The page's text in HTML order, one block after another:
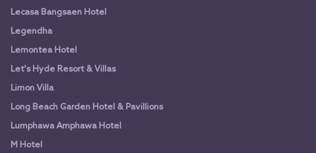
Lecasa Bangsaen Hotel
Legendha
Lemontea Hotel
Let's Hyde Resort & Villas
Limon Villa
Long Beach Garden Hotel & Pavillions
Lumphawa Amphawa Hotel
M Hotel